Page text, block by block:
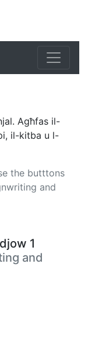
Agħfas il-
il-kitba u l-
the butttons
and
1
and